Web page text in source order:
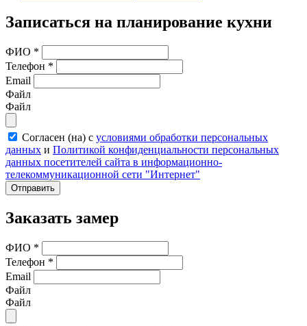
Записаться на планирование кухни
ФИО *
Телефон *
Email
Файл
Файл
Согласен (на) с условиями обработки персональных
данных и Политикой конфиденциальности персональных
данных посетителей сайта в информационно-
телекоммуникационной сети "Интернет"
Отправить
Заказать замер
ФИО *
Телефон *
Email
Файл
Файл